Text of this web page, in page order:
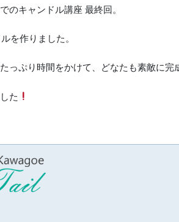
のキャンドル講座 最終回。
を作りました。
っぷり時間をかけて、どなたも素敵に完
た